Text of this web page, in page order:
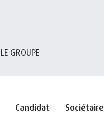
LE GROUPE
Candidat Sociétaire